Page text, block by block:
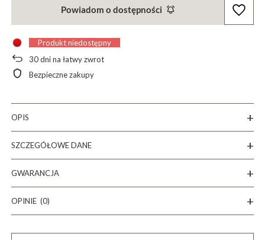
Powiadom o dostępności
Produkt niedostępny
30dni na łatwy zwrot
Bezpieczne zakupy
OPIS
SZCZEGÓŁOWE DANE
GWARANCJA
OPINIE (0)